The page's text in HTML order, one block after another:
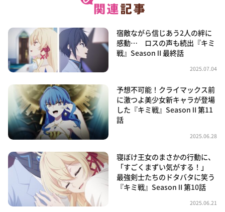
宿敵ながら信じあう2人の絆に
感動… ロスの声も続出『キミ
戦』SeasonⅡ最終話
2025.07.04
予想不可能！クライマックス前
に激つよ美少女新キャラが登場
した『キミ戦』SeasonⅡ第11
話
2025.06.28
寝ぼけ王女のまさかの行動に、
「すごくまずい気がする！」
最強剣士たちのドタバタに笑う
『キミ戦』SeasonⅡ第10話
2025.06.21